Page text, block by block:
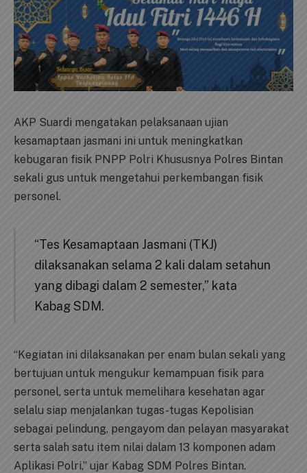
AKP Suardi mengatakan pelaksanaan ujian
kesamaptaan jasmani ini untuk meningkatkan
kebugaran fisik PNPP Polri Khususnya Polres Bintan
sekali gus untuk mengetahui perkembangan fisik
personel.
“Tes Kesamaptaan Jasmani (TKJ)
dilaksanakan selama 2 kali dalam setahun
yang dibagi dalam 2 semester,” kata
Kabag SDM.
“Kegiatan ini dilaksanakan per enam bulan sekali yang
bertujuan untuk mengukur kemampuan fisik para
personel, serta untuk memelihara kesehatan agar
selalu siap menjalankan tugas-tugas Kepolisian
sebagai pelindung, pengayom dan pelayan masyarakat
serta salah satu item nilai dalam 13 komponen adam
Aplikasi Polri,” ujar Kabag SDM Polres Bintan.